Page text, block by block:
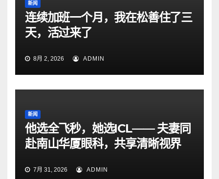
新闻
连续加班一个月，我在松善住了三
天，活过来了
8月 2, 2026 ADMIN
新闻
他选全飞秒，她选ICL—— 夫妻同
赴南山华厦眼科，共享清晰视界
7月 31, 2026 ADMIN